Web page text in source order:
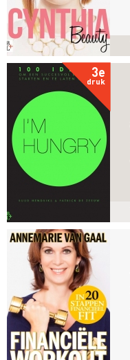
3e
druk